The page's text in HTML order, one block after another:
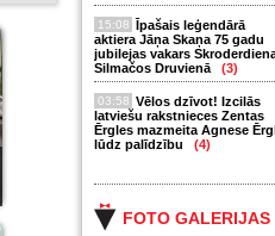
15:08 Īpašais leģendārā
aktiera Jāņa Skaņa 75 gadu
jubilejas vakars
Silmačos Druvienā
(3)
03:58 Vēlos dzīvot! Izcilās
latviešu rakstnieces Zentas
Ērgles mazmeita Agnese
lūdz palīdzību
(4)
FOTO GALERIJAS